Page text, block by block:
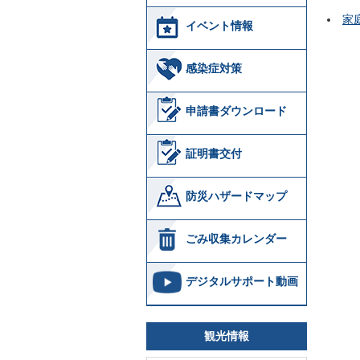
イベント情報
感染症対策
申請書ダウンロード
証明書交付
防災ハザードマップ
ごみ収集カレンダー
デジタルサポート動画
観光情報
家